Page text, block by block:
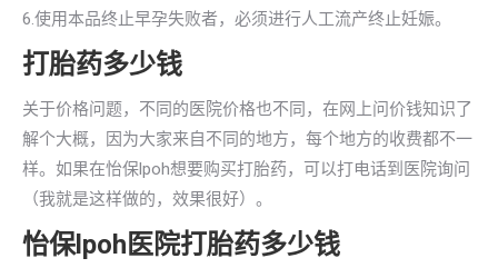
6.使用本品终止早孕失败者，必须进行人工流产终止妊娠。
打胎药多少钱
关于价格问题，不同的医院价格也不同，在网上问价钱知识了
解个大概，因为大家来自不同的地方，每个地方的收费都不一
样。如果在怡保lpoh想要购买打胎药，可以打电话到医院询问
（我就是这样做的，效果很好）。
怡保lpoh医院打胎药多少钱